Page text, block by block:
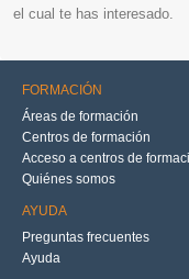
el cual te has interesado.
FORMACIÓN
Áreas de formación
Centros de formación
Acceso a centros de
Quiénes somos
AYUDA
Preguntas frecuentes
Ayuda